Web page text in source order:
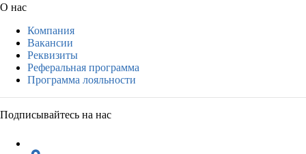
О нас
Компания
Вакансии
Реквизиты
Реферальная программа
Программа лояльности
Подписывайтесь на нас